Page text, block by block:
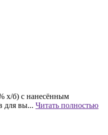
х/б) с нанесённым
для вы... Читать полностью